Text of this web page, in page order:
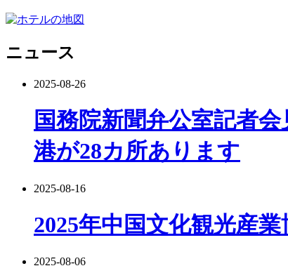
ニュース
2025-08-26
国務院新聞弁公室記者
港が28カ所あります
2025-08-16
2025年中国文化観光産
2025-08-06